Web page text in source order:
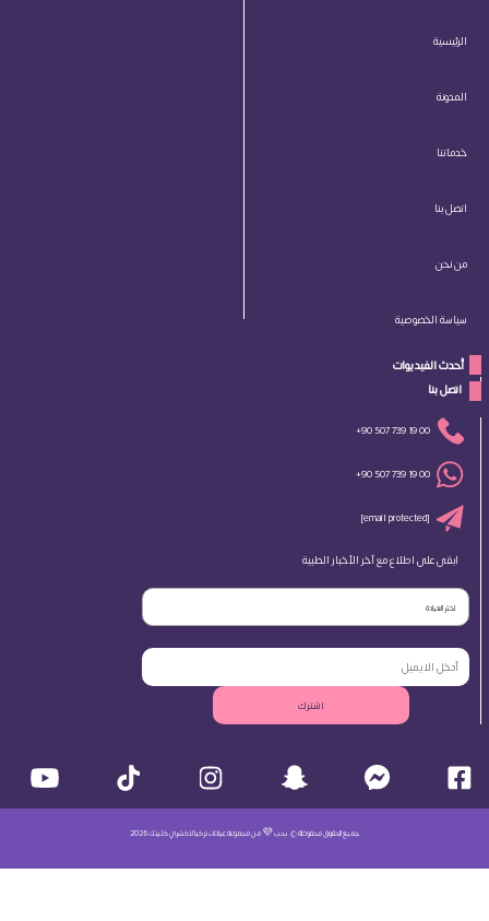
الرئيسية
المدونة
خدماتنا
اتصل بنا
من نحن
سياسة الخصوصية
أحدث الفيديوات
اتصل بنا
+90 507 739 19 00
+90 507 739 19 00
[email protected]
ابقى على اطلاع مع آخر الأخبار الطبية
اختر العيادة
اشترك
جميع الحقوق محفوظة ©. بحب 💜 من مجموعة عيادات تركيا لاكشري كلينك 2026